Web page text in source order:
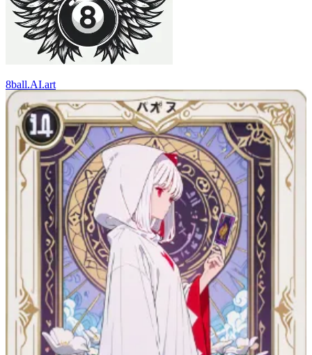
8ball.AI.art
30